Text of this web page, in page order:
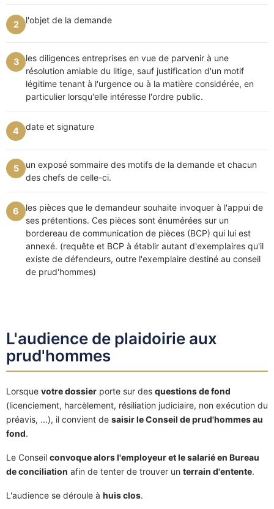
2 l'objet de la demande
3
les diligences entreprises en vue de parvenir à une
résolution amiable du litige, sauf justification d'un motif
légitime tenant à l'urgence ou à la matière considérée, en
particulier lorsqu'elle intéresse l'ordre public.
4 date et signature
5
un exposé sommaire des motifs de la demande et chacun
des chefs de celle-ci.
6
les pièces que le demandeur souhaite invoquer à l'appui de
ses prétentions. Ces pièces sont énumérées sur un
bordereau de communication de pièces (BCP) qui lui est
annexé. (requête et BCP à établir autant d'exemplaires qu'il
existe de défendeurs, outre l'exemplaire destiné au conseil
de prud'hommes)
L'audience de plaidoirie aux
prud'hommes
Lorsque votre dossier porte sur des questions de fond
(licenciement, harcèlement, résiliation judiciaire, non exécution du
préavis, ...), il convient de saisir le Conseil de prud'hommes au
fond.
Le Conseil convoque alors l'employeur et le salarié en Bureau
de conciliation afin de tenter de trouver un terrain d'entente.
L'audience se déroule à huis clos.